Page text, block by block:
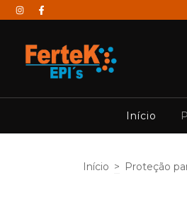
Início
Início > Proteção